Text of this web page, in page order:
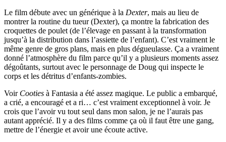
Le film débute avec un générique à la Dexter, mais au lieu de
montrer la routine du tueur (Dexter), ça montre la fabrication des
croquettes de poulet (de l’élevage en passant à la transformation
jusqu’à la distribution dans l’assiette de l’enfant). C’est vraiment le
même genre de gros plans, mais en plus dégueulasse. Ça a vraiment
donné l’atmosphère du film parce qu’il y a plusieurs moments assez
dégoûtants, surtout avec le personnage de Doug qui inspecte le
corps et les détritus d’enfants-zombies.
Voir Cooties à Fantasia a été assez magique. Le public a embarqué,
a crié, a encouragé et a ri… c’est vraiment exceptionnel à voir. Je
crois que l’avoir vu tout seul dans mon salon, je ne l’aurais pas
autant apprécié. Il y a des films comme ça où il faut être une gang,
mettre de l’énergie et avoir une écoute active.